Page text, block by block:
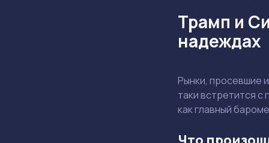
Трамп и
надеждах
Рынки, просевшие
таки встретится
как главный